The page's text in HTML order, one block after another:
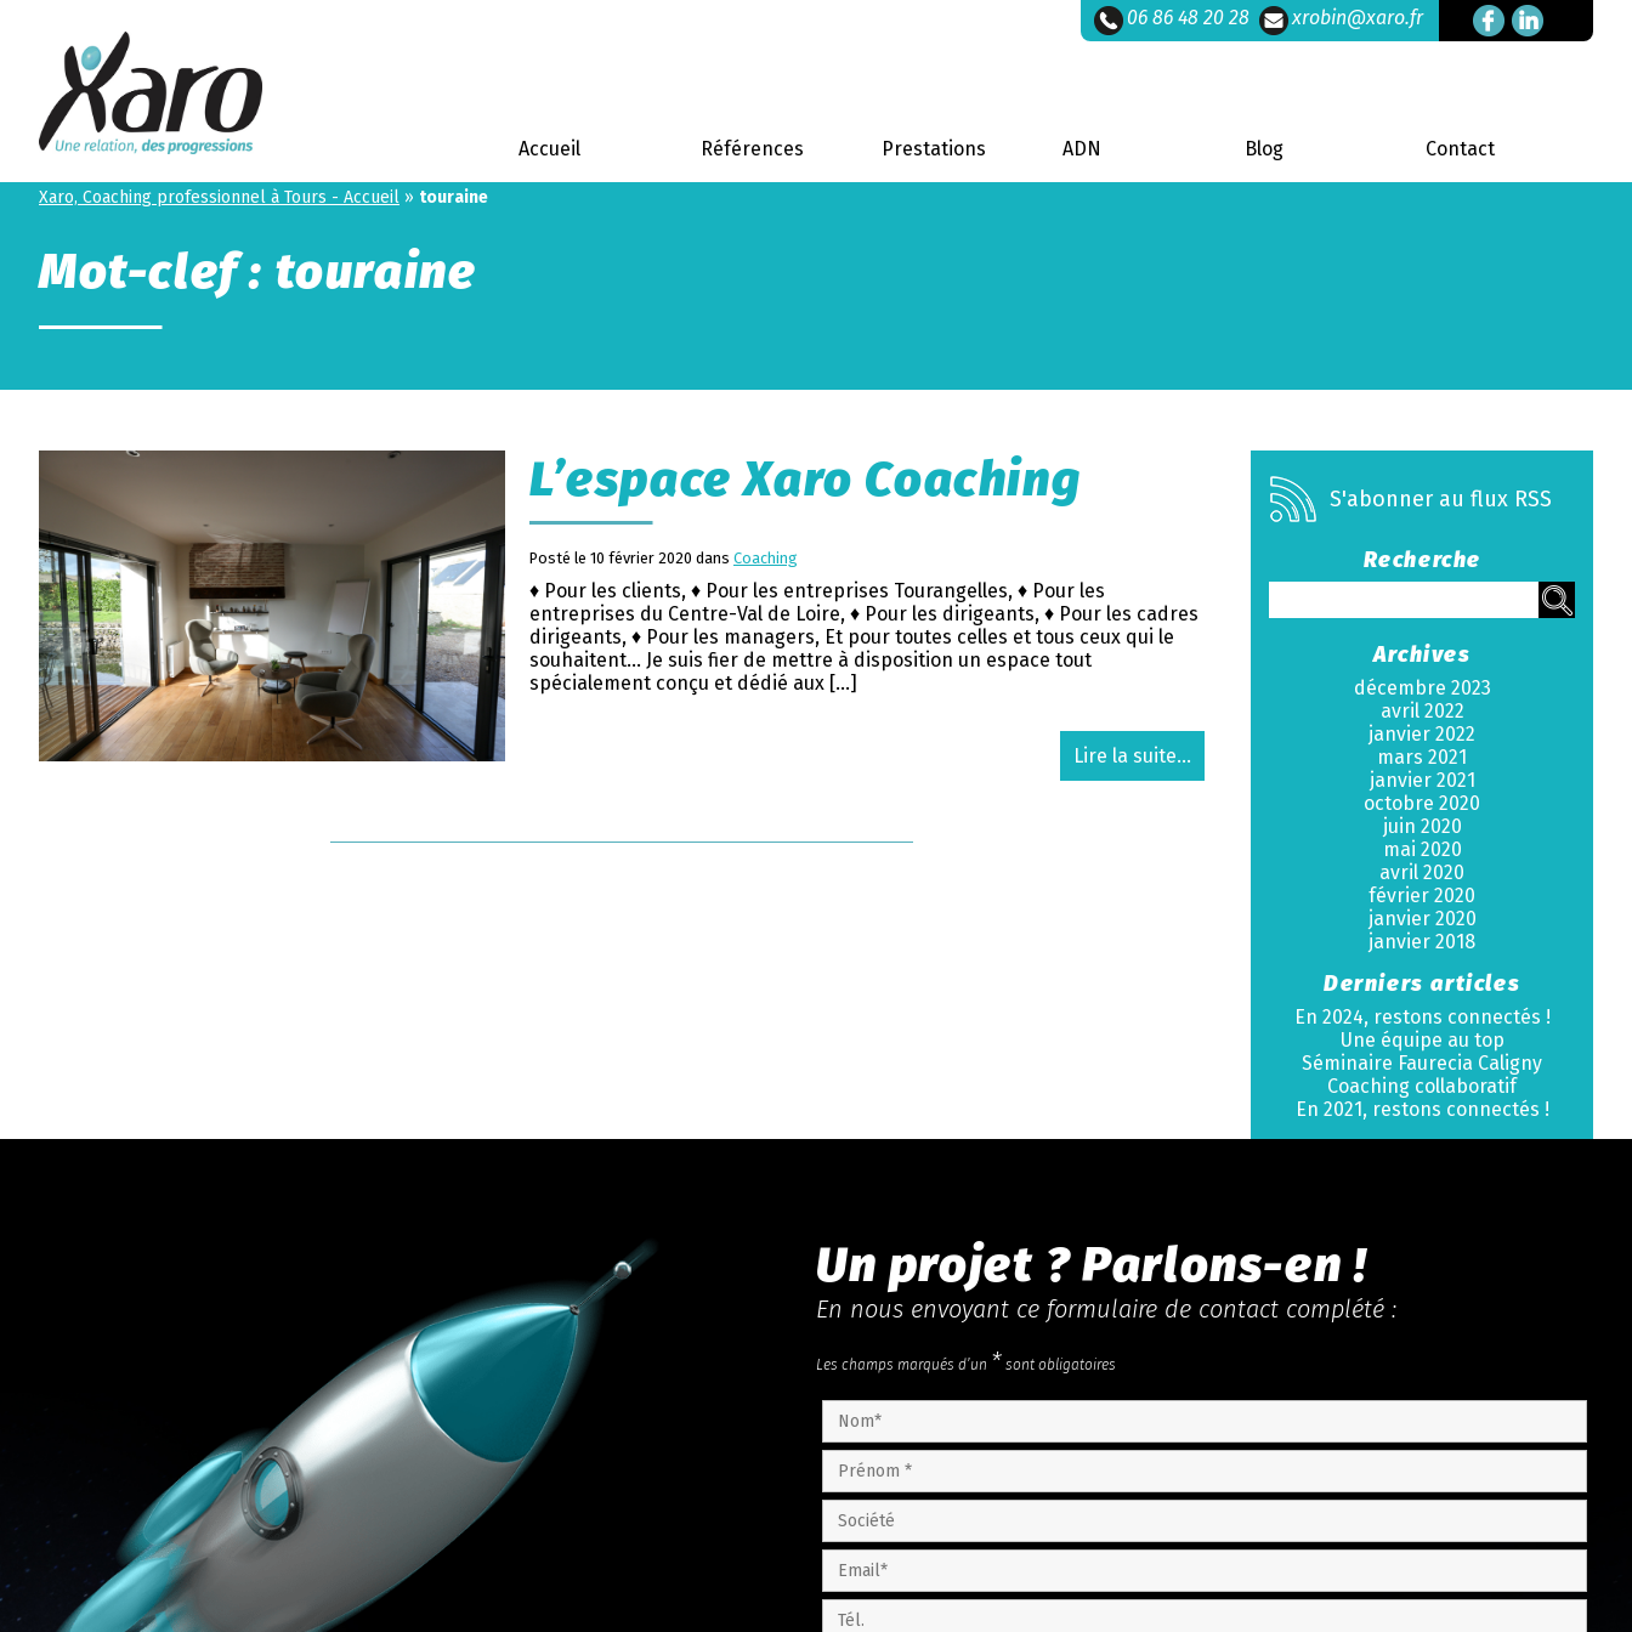
06 86 48 20 28 xrobin@xaro.fr
Accueil Références Prestations ADN Blog Contact
Xaro, Coaching professionnel à Tours - Accueil » touraine
Mot-clef : touraine
L’espace Xaro Coaching
Posté le 10 février 2020 dans Coaching
♦ Pour les clients, ♦ Pour les entreprises Tourangelles, ♦ Pour les
entreprises du Centre-Val de Loire, ♦ Pour les dirigeants, ♦ Pour les cadres
dirigeants, ♦ Pour les managers, Et pour toutes celles et tous ceux qui le
souhaitent… Je suis fier de mettre à disposition un espace tout
spécialement conçu et dédié aux […]
Lire la suite...
S'abonner au flux RSS
Recherche
Archives
décembre 2023
avril 2022
janvier 2022
mars 2021
janvier 2021
octobre 2020
juin 2020
mai 2020
avril 2020
février 2020
janvier 2020
janvier 2018
Derniers articles
En 2024, restons connectés !
Une équipe au top
Séminaire Faurecia Caligny
Coaching collaboratif
En 2021, restons connectés !
Un projet ? Parlons-en !
En nous envoyant ce formulaire de contact complété :
Les champs marqués d’un * sont obligatoires